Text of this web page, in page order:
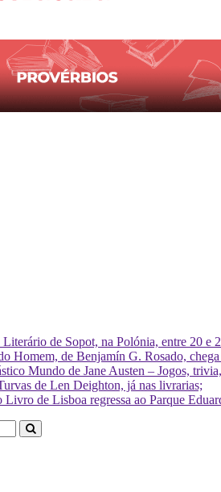
de Sopot, na Polónia, entre 20 e
Homem, de Benjamín G. Rosado,
Mundo de Jane Austen – Jogos,
de Len Deighton, já nas livrarias;
Livro de Lisboa regressa ao Parque